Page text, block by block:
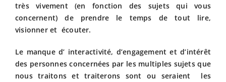
très vivement (en fonction des sujets qui vous
concernent) de prendre le temps de tout lire,
visionner et écouter.
Le manque d’ interactivité, d’engagement et d’intérêt
des personnes concernées par les multiples sujets que
nous traitons et traiterons sont ou seraient les